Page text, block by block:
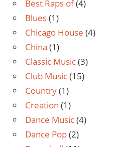
Best Raps of(4)
Blues(1)
Chicago House (4)
China (1)
Classic Music(3)
Club Music(15)
Country(1)
Creation (1)
Dance Music(4)
Dance Pop(2)